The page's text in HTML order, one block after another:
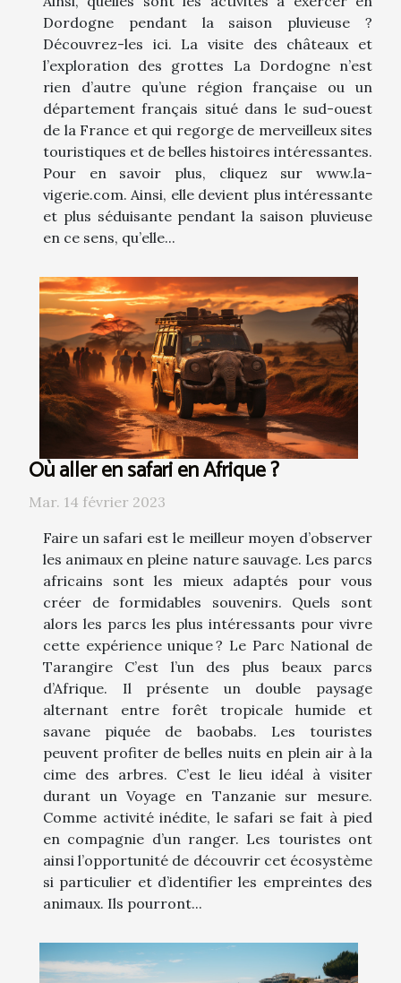
Dordogne pendant la saison pluvieuse ?
Découvrez-les ici. La visite des châteaux et
l’exploration des grottes La Dordogne n’est
rien d’autre qu’une région française ou un
département français situé dans le sud-ouest
de la France et qui regorge de merveilleux sites
touristiques et de belles histoires intéressantes.
Pour en savoir plus, cliquez sur www.la-
vigerie.com. Ainsi, elle devient plus intéressante
et plus séduisante pendant la saison pluvieuse
en ce sens, qu’elle...
Où aller en safari en Afrique ?
Mar. 14 février 2023
Faire un safari est le meilleur moyen d’observer
les animaux en pleine nature sauvage. Les parcs
africains sont les mieux adaptés pour vous
créer de formidables souvenirs. Quels sont
alors les parcs les plus intéressants pour vivre
cette expérience unique ? Le Parc National de
Tarangire C’est l’un des plus beaux parcs
d’Afrique. Il présente un double paysage
alternant entre forêt tropicale humide et
savane piquée de baobabs. Les touristes
peuvent profiter de belles nuits en plein air à la
cime des arbres. C’est le lieu idéal à visiter
durant un Voyage en Tanzanie sur mesure.
Comme activité inédite, le safari se fait à pied
en compagnie d’un ranger. Les touristes ont
ainsi l’opportunité de découvrir cet écosystème
si particulier et d’identifier les empreintes des
animaux. Ils pourront...